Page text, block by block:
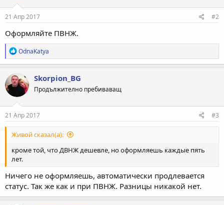
21 Апр 2017 #2
Оформляйте ПВНЖ.
Р
е
а
к
ц
и
:
OdnaKatya
Skorpion_BG
Продължително пребиваващ
21 Апр 2017 #3
Живой сказал(а):
кроме той, что ДВНЖ дешевле, но оформляешь каждые пять
лет.
Ничего не оформляешь, автоматически продлевается
статус. Так же как и при ПВНЖ. Разницы никакой нет.